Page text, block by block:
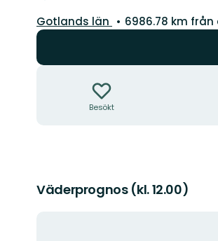
Län:
Gotlands län
6986.78 km från
Besökt
Väderprognos (kl. 12.00)